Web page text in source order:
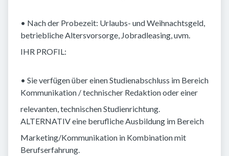
• Nach der Probezeit: Urlaubs- und Weihnachtsgeld,
betriebliche Altersvorsorge, Jobradleasing, uvm.
IHR PROFIL:
• Sie verfügen über einen Studienabschluss im Bereich
Kommunikation / technischer Redaktion oder einer
relevanten, technischen Studienrichtung.
ALTERNATIV eine berufliche Ausbildung im Bereich
Marketing/Kommunikation in Kombination mit
Berufserfahrung.